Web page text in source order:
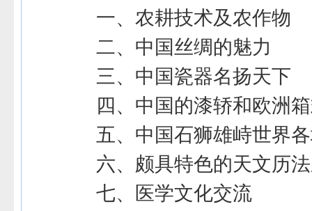
一、农耕技术及农作物
二、中国丝绸的魅力
三、中国瓷器名扬天下
四、中国的漆轿和欧洲
五、中国石狮雄峙世界
六、颇具特色的天文历
七、医学文化交流